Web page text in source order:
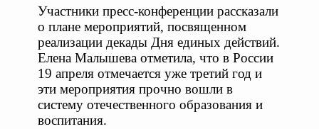
Участники пресс-конференции рассказали
о плане мероприятий, посвященном
реализации декады Дня единых действий.
Елена Малышева отметила, что в России
19 апреля отмечается уже третий год и
эти мероприятия прочно вошли в
систему отечественного образования и
воспитания.